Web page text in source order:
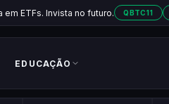
em ETFs. Invista no futuro. QBTC11
EDUCAÇÃO